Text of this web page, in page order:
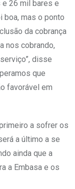
e 26 mil bares e
boa, mas o ponto
da cobrança
nos cobrando,
disse
que
favorável em
a sofrer os
a último a se
ainda que a
a Embasa e os